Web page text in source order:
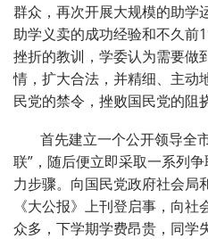
群众，再次开展大规模的助学
助学义卖的成功经验和不久前
挫折的教训，学委认为需要做
情，扩大合法，并精细、主动
民党的禁令，挫败国民党的阻
首先建立一个公开领导
联”，随后便立即采取一系列
力步骤。向国民党政府社会局
《大公报》上刊登启事，向
众多，下学期学费昂贵，同学